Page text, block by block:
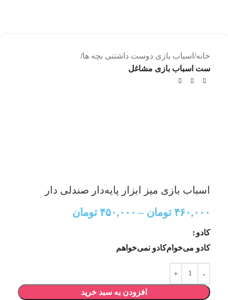
خانه اسباب بازی دوست داشتنی بچه ها
ست اسباب بازی مشاغل
اسباب بازی میز ابزار پایه‌دار صندلی دار
۴۶۰,۰۰۰ تومان – ۴۵۰,۰۰۰ تومان
کادو
کادو می‌خوامکادو نمی‌خواهم
افزودن به سبد خرید